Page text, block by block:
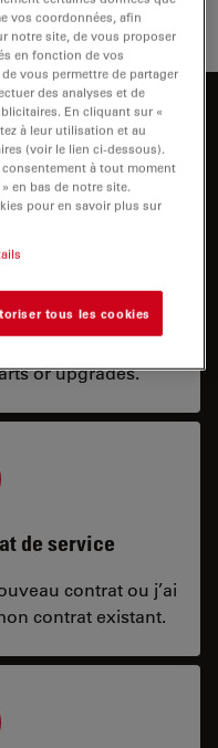
vous aider ?
or upgrades.
de service
contrat ou j’ai
contrat existant.
vos coordonnées, afin
notre site, de vous proposer
en fonction de vos
vous permettre de partager
des analyses et de
En cliquant sur «
à leur utilisation et au
(voir le lien ci-dessous).
à tout moment
en bas de notre site.
pour en savoir plus sur
tous les cookies